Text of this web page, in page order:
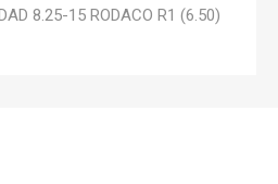
8.25-15 RODACO R1 (6.50)